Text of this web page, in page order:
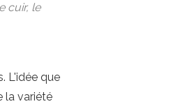
cuir, le
L'idée que
la variété